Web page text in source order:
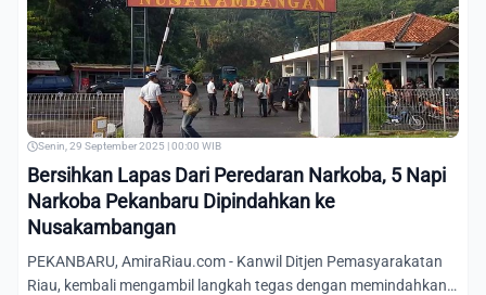
Senin, 29 September 2025 | 00:00 WIB
Bersihkan Lapas Dari Peredaran Narkoba, 5 Napi
Narkoba Pekanbaru Dipindahkan ke
Nusakambangan
PEKANBARU, AmiraRiau.com - Kanwil Ditjen Pemasyarakatan
Riau, kembali mengambil langkah tegas dengan memindahkan